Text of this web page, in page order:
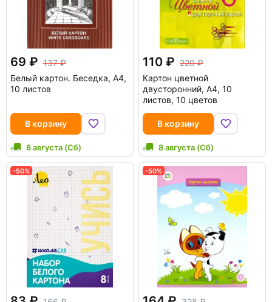
69
137
Белый картон. Беседка, А4,
10 листов
В корзину
8 августа (Сб)
110
220
Картон цветной
двусторонний, А4, 10
листов, 10 цветов
В корзину
8 августа (Сб)
-50% -50%